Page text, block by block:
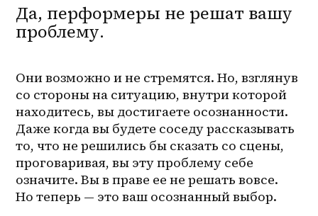
Да, перформеры не решат вашу
проблему.
Они возможно и не стремятся. Но, взглянув
со стороны на ситуацию, внутри которой
находитесь, вы достигаете осознанности.
Даже когда вы будете соседу рассказывать
то, что не решились бы сказать со сцены,
проговаривая, вы эту проблему себе
означите. Вы в праве ее не решать вовсе.
Но теперь — это ваш осознанный выбор.